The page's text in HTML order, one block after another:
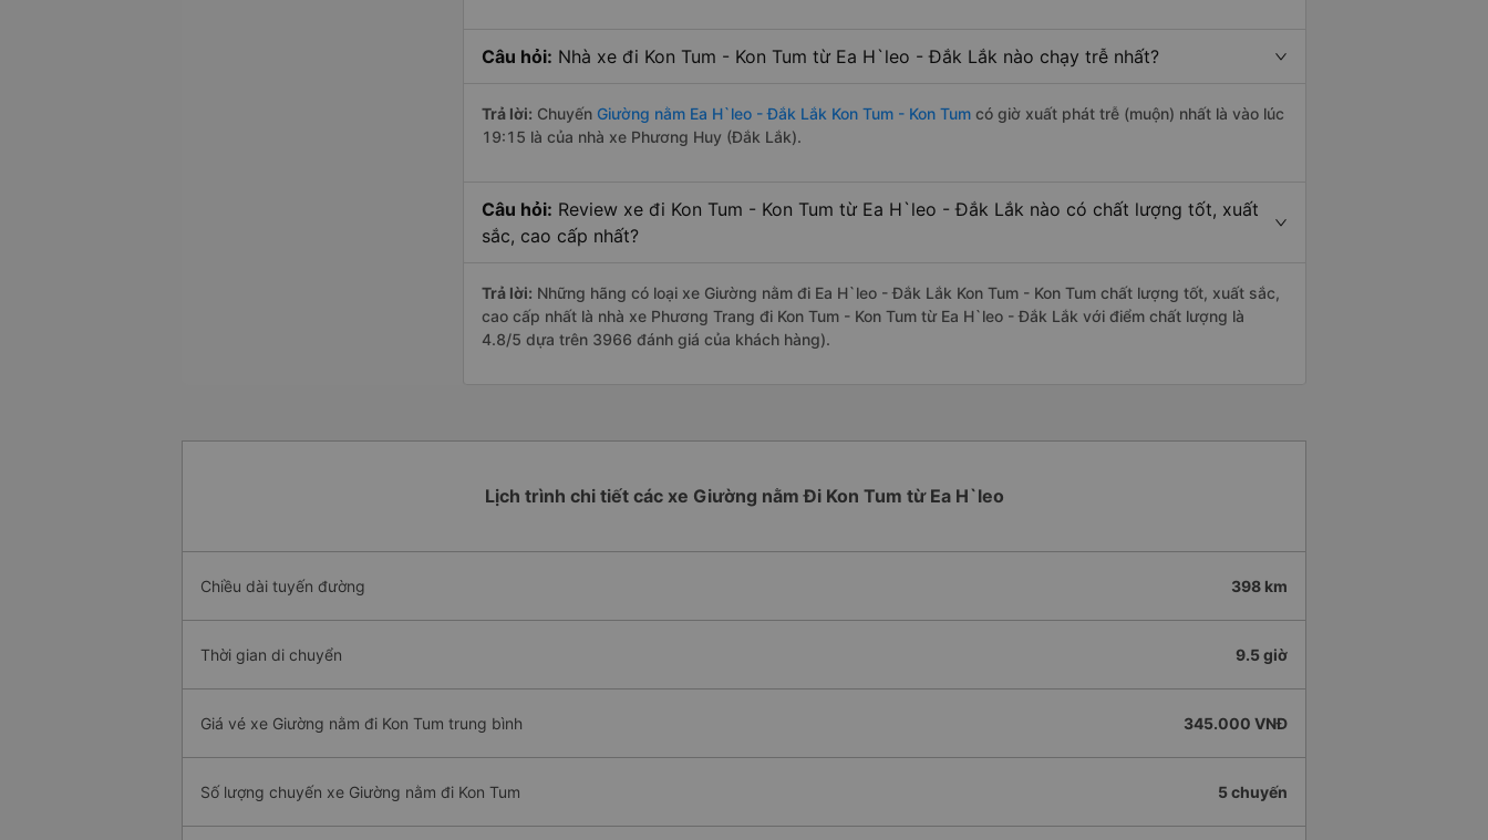
Câu hỏi: Nhà xe đi Kon Tum - Kon Tum từ Ea H`leo - Đắk Lắk nào chạy trễ nhất?
Trả lời: Chuyến Giường nằm Ea H`leo - Đắk Lắk Kon Tum - Kon Tum có giờ xuất phát trễ (muộn) nhất là vào lúc
19:15 là của nhà xe Phương Huy (Đắk Lắk).
Câu hỏi: Review xe đi Kon Tum - Kon Tum từ Ea H`leo - Đắk Lắk nào có chất lượng tốt, xuất
sắc, cao cấp nhất?
Trả lời: Những hãng có loại xe Giường nằm đi Ea H`leo - Đắk Lắk Kon Tum - Kon Tum chất lượng tốt, xuất sắc,
cao cấp nhất là nhà xe Phương Trang đi Kon Tum - Kon Tum từ Ea H`leo - Đắk Lắk với điểm chất lượng là
4.8/5 dựa trên 3966 đánh giá của khách hàng).
Lịch trình chi tiết các xe Giường nằm Đi Kon Tum từ Ea H`leo
Chiều dài tuyến đường 398 km
Thời gian di chuyển 9.5 giờ
Giá vé xe Giường nằm đi Kon Tum trung bình 345.000 VNĐ
Số lượng chuyến xe Giường nằm đi Kon Tum 5 chuyến